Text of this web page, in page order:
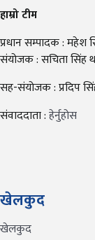
हाम्रो टीम
प्रधान सम्पादक : महेश
संयोजक : सचिता सिंह
सह-संयोजक : प्रदिप
संवाददाता :हेर्नुहोस
खेलकुद
खेलकुद